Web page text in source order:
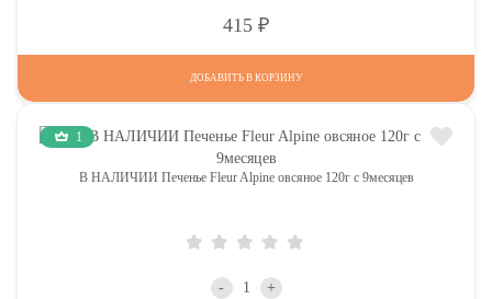
415
ДОБАВИТЬ В КОРЗИНУ
1
В НАЛИЧИИ Печенье Fleur Alpine овсяное 120г с 9месяцев
- +